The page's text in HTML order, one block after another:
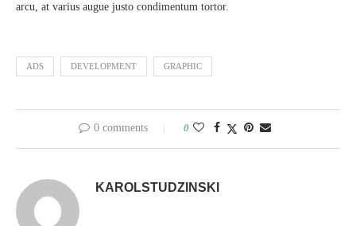
arcu, at varius augue justo condimentum tortor.
ADS DEVELOPMENT GRAPHIC
0 comments 0
KAROLSTUDZINSKI